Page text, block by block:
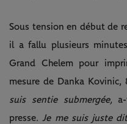
Sous tension en début de
il a fallu plusieurs
Grand Chelem pour
mesure de Danka Kovinic,
suis sentie submergée,
presse. Je me suis juste